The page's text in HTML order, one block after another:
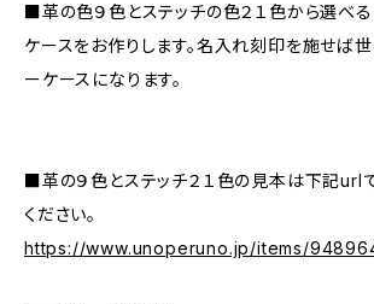
■革の色９色とステッチの色２１色から選べ
ケースをお作りします。名入れ刻印を施せば
ーケースになります。
■革の９色とステッチ２１色の見本は下記url
ください。
https://www.unoperuno.jp/items/